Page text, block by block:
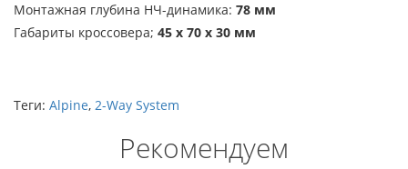
Монтажная глубина НЧ-динамика: 78 мм
Габариты кроссовера; 45 x 70 x 30 мм
Теги: Alpine, 2-Way System
Рекомендуем